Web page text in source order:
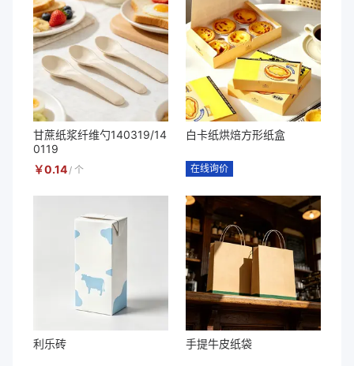
甘蔗纸浆纤维勺140319/14
0119
￥0.14/ 个
白卡纸烘焙方形纸盒
在线询价
利乐砖 手提牛皮纸袋